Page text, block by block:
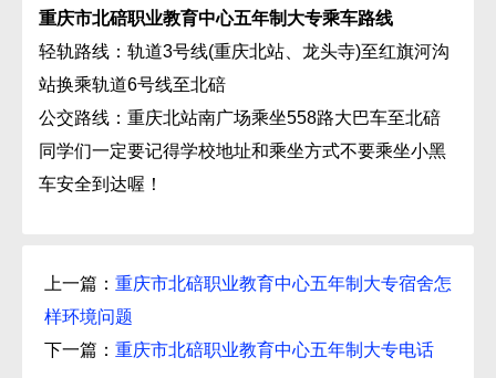
重庆市北碚职业教育中心五年制大专乘车路线
轻轨路线：轨道3号线(重庆北站、龙头寺)至红旗河沟
站换乘轨道6号线至北碚
公交路线：重庆北站南广场乘坐558路大巴车至北碚
同学们一定要记得学校地址和乘坐方式不要乘坐小黑
车安全到达喔！
上一篇： 重庆市北碚职业教育中心五年制大专宿舍怎
样环境问题
下一篇： 重庆市北碚职业教育中心五年制大专电话